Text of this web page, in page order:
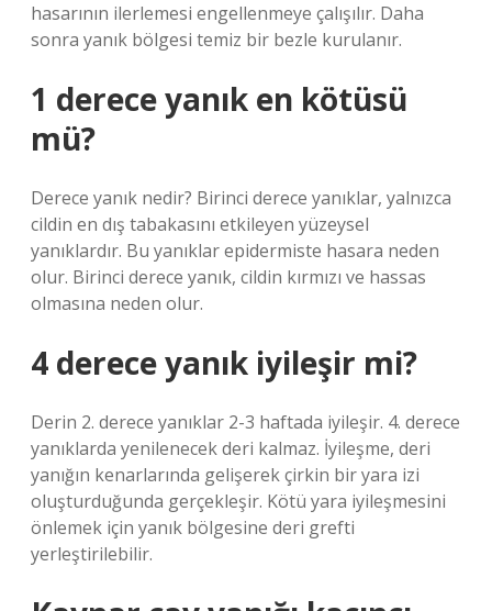
hasarının ilerlemesi engellenmeye çalışılır. Daha
sonra yanık bölgesi temiz bir bezle kurulanır.
1 derece yanık en kötüsü
mü?
Derece yanık nedir? Birinci derece yanıklar, yalnızca
cildin en dış tabakasını etkileyen yüzeysel
yanıklardır. Bu yanıklar epidermiste hasara neden
olur. Birinci derece yanık, cildin kırmızı ve hassas
olmasına neden olur.
4 derece yanık iyileşir mi?
Derin 2. derece yanıklar 2-3 haftada iyileşir. 4. derece
yanıklarda yenilenecek deri kalmaz. İyileşme, deri
yanığın kenarlarında gelişerek çirkin bir yara izi
oluşturduğunda gerçekleşir. Kötü yara iyileşmesini
önlemek için yanık bölgesine deri grefti
yerleştirilebilir.